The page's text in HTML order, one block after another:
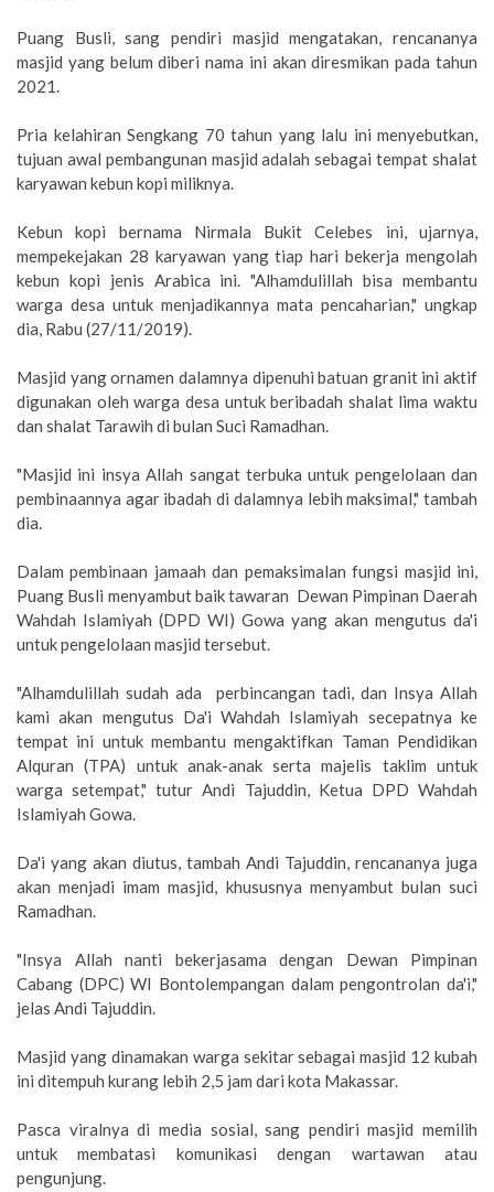
Puang Busli, sang pendiri masjid mengatakan, rencananya
masjid yang belum diberi nama ini akan diresmikan pada tahun
2021.
Pria kelahiran Sengkang 70 tahun yang lalu ini menyebutkan,
tujuan awal pembangunan masjid adalah sebagai tempat shalat
karyawan kebun kopi miliknya.
Kebun kopi bernama Nirmala Bukit Celebes ini, ujarnya,
mempekejakan 28 karyawan yang tiap hari bekerja mengolah
kebun kopi jenis Arabica ini. "Alhamdulillah bisa membantu
warga desa untuk menjadikannya mata pencaharian," ungkap
dia, Rabu (27/11/2019).
Masjid yang ornamen dalamnya dipenuhi batuan granit ini aktif
digunakan oleh warga desa untuk beribadah shalat lima waktu
dan shalat Tarawih di bulan Suci Ramadhan.
"Masjid ini insya Allah sangat terbuka untuk pengelolaan dan
pembinaannya agar ibadah di dalamnya lebih maksimal," tambah
dia.
Dalam pembinaan jamaah dan pemaksimalan fungsi masjid ini,
Puang Busli menyambut baik tawaran Dewan Pimpinan Daerah
Wahdah Islamiyah (DPD WI) Gowa yang akan mengutus da'i
untuk pengelolaan masjid tersebut.
"Alhamdulillah sudah ada perbincangan tadi, dan Insya Allah
kami akan mengutus Da'i Wahdah Islamiyah secepatnya ke
tempat ini untuk membantu mengaktifkan Taman Pendidikan
Alquran (TPA) untuk anak-anak serta majelis taklim untuk
warga setempat," tutur Andi Tajuddin, Ketua DPD Wahdah
Islamiyah Gowa.
Da'i yang akan diutus, tambah Andi Tajuddin, rencananya juga
akan menjadi imam masjid, khususnya menyambut bulan suci
Ramadhan.
"Insya Allah nanti bekerjasama dengan Dewan Pimpinan
Cabang (DPC) WI Bontolempangan dalam pengontrolan da'i,"
jelas Andi Tajuddin.
Masjid yang dinamakan warga sekitar sebagai masjid 12 kubah
ini ditempuh kurang lebih 2,5 jam dari kota Makassar.
Pasca viralnya di media sosial, sang pendiri masjid memilih
untuk membatasi komunikasi dengan wartawan atau
pengunjung.